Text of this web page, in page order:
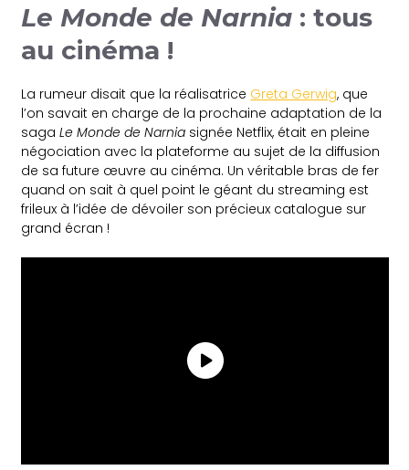
Le Monde de Narnia : tous
au cinéma !
La rumeur disait que la réalisatrice Greta Gerwig, que
l’on savait en charge de la prochaine adaptation de la
sagaLe Monde de Narnia signée Netflix, était en pleine
négociation avec la plateforme au sujet de la diffusion
de sa future œuvre au cinéma. Un véritable bras de fer
quand on sait à quel point le géant du streaming est
frileux à l’idée de dévoiler son précieux catalogue sur
grand écran !